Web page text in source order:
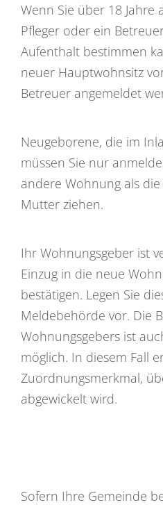
Wenn Sie über 18 Jahre
Pfleger oder ein
Aufenthalt bestimmen
neuer Hauptwohnsitz
Betreuer angemeldet
Neugeborene, die im
müssen Sie nur
andere Wohnung als
Mutter ziehen.
Ihr Wohnungsgeber ist
Einzug in die neue
bestätigen. Legen Sie
Meldebehörde vor. Die
Wohnungsgebers ist
möglich. In diesem Fall
Zuordnungsmerkmal,
abgewickelt wird.
Sofern Ihre Gemeinde